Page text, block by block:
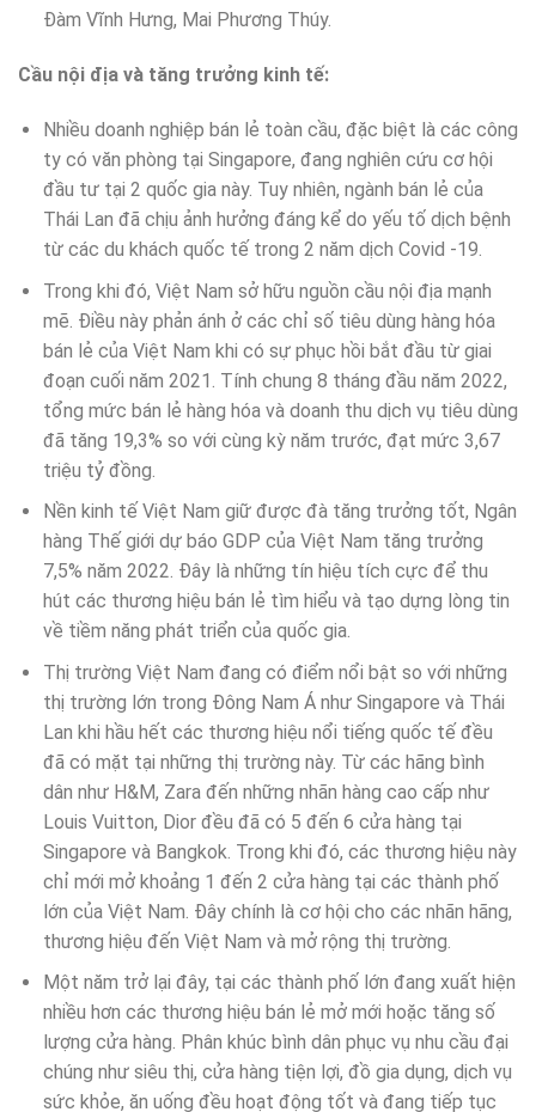
Đàm Vĩnh Hưng, Mai Phương Thúy.
Cầu nội địa và tăng trưởng kinh tế:
Nhiều doanh nghiệp bán lẻ toàn cầu, đặc biệt là các công
ty có văn phòng tại Singapore, đang nghiên cứu cơ hội
đầu tư tại 2 quốc gia này. Tuy nhiên, ngành bán lẻ của
Thái Lan đã chịu ảnh hưởng đáng kể do yếu tố dịch bệnh
từ các du khách quốc tế trong 2 năm dịch Covid -19.
Trong khi đó, Việt Nam sở hữu nguồn cầu nội địa mạnh
mẽ. Điều này phản ánh ở các chỉ số tiêu dùng hàng hóa
bán lẻ của Việt Nam khi có sự phục hồi bắt đầu từ giai
đoạn cuối năm 2021. Tính chung 8 tháng đầu năm 2022,
tổng mức bán lẻ hàng hóa và doanh thu dịch vụ tiêu dùng
đã tăng 19,3% so với cùng kỳ năm trước, đạt mức 3,67
triệu tỷ đồng.
Nền kinh tế Việt Nam giữ được đà tăng trưởng tốt, Ngân
hàng Thế giới dự báo GDP của Việt Nam tăng trưởng
7,5% năm 2022. Đây là những tín hiệu tích cực để thu
hút các thương hiệu bán lẻ tìm hiểu và tạo dựng lòng tin
về tiềm năng phát triển của quốc gia.
Thị trường Việt Nam đang có điểm nổi bật so với những
thị trường lớn trong Đông Nam Á như Singapore và Thái
Lan khi hầu hết các thương hiệu nổi tiếng quốc tế đều
đã có mặt tại những thị trường này. Từ các hãng bình
dân như H&M, Zara đến những nhãn hàng cao cấp như
Louis Vuitton, Dior đều đã có 5 đến 6 cửa hàng tại
Singapore và Bangkok. Trong khi đó, các thương hiệu này
chỉ mới mở khoảng 1 đến 2 cửa hàng tại các thành phố
lớn của Việt Nam. Đây chính là cơ hội cho các nhãn hãng,
thương hiệu đến Việt Nam và mở rộng thị trường.
Một năm trở lại đây, tại các thành phố lớn đang xuất hiện
nhiều hơn các thương hiệu bán lẻ mở mới hoặc tăng số
lượng cửa hàng. Phân khúc bình dân phục vụ nhu cầu đại
chúng như siêu thị, cửa hàng tiện lợi, đồ gia dụng, dịch vụ
sức khỏe, ăn uống đều hoạt động tốt và đang tiếp tục